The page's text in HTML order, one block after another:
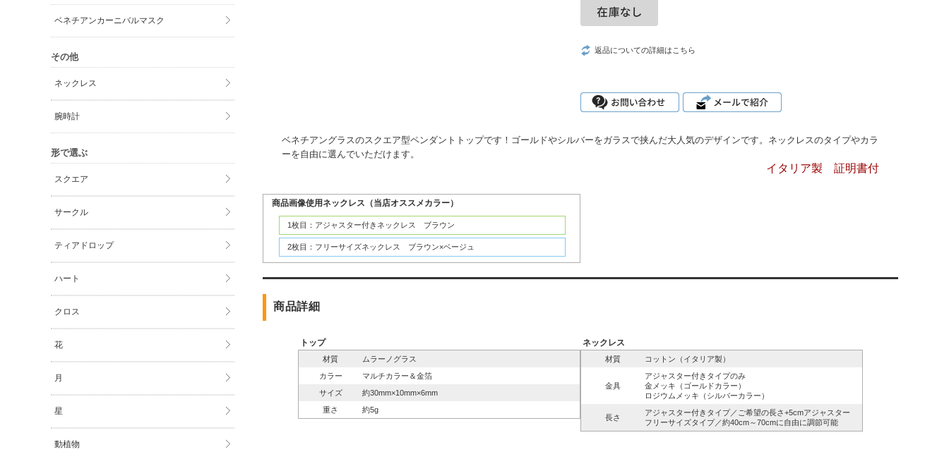
返品についての詳細はこちら
ベネチアングラスのスクエア型ペンダントトップです！ゴールドやシルバーをガラスで挟んだ大人気のデザインです。ネックレスのタイプやカラ
ーを自由に選んでいただけます。
イタリア製 証明書付
商品画像使用ネックレス（当店オススメカラー）
1枚目：アジャスター付きネックレス ブラウン
2枚目：フリーサイズネックレス ブラウン×ベージュ
商品詳細
トップ
材質
ムラーノグラス
カラー
マルチカラー＆金箔
サイズ
約30mm×10mm×6mm
重さ
約5g
ネックレス
材質 コットン（イタリア製）
金具
アジャスター付きタイプのみ
金メッキ（ゴールドカラー）
ロジウムメッキ（シルバーカラー）
長さ
アジャスター付きタイプ／ご希望の長さ+5cmアジャスター
フリーサイズタイプ／約40cm～70cmに自由に調節可能
ベネチアンカーニバルマスク
その他
ネックレス
腕時計
形で選ぶ
スクエア
サークル
ティアドロップ
ハート
クロス
花
月
星
動植物